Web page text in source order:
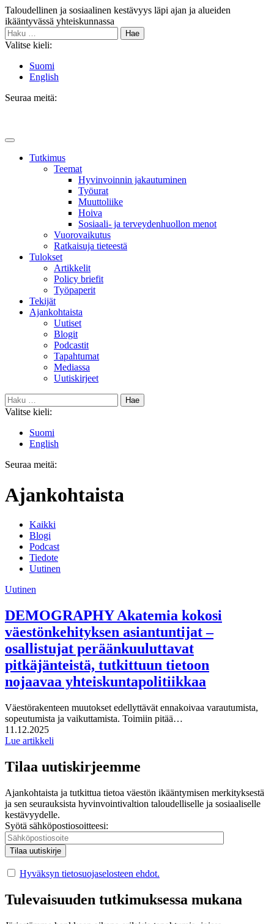
Siirry
sisältöön
Taloudellinen ja sosiaalinen kestävyys läpi ajan ja alueiden
ikääntyvässä yhteiskunnassa
Haku:
Valitse kieli:
Suomi
English
Seuraa meitä:
Main
Tutkimus
Teemat
Hyvinvoin­nin jakautuminen
Työurat
Muutto­liike
Hoiva
Sosiaali- ja terveyden­huollon menot
Vuorovaikutus
Ratkaisuja tieteestä
Tulokset
Artikkelit
Policy briefit
Työpaperit
Tekijät
Ajankohtaista
Uutiset
Blogit
Podcastit
Tapahtumat
Mediassa
Uutiskirjeet
Haku:
Valitse kieli:
Suomi
English
Seuraa meitä:
Ajankohtaista
Kaikki
Blogi
Podcast
Tiedote
Uutinen
Uutinen
DEMOGRAPHY Akatemia kokosi
väestönkehityksen asiantuntijat –
osallistujat peräänkuuluttavat
pitkäjänteistä, tutkittuun tietoon
nojaavaa yhteiskuntapolitiikkaa
Väestörakenteen muutokset edellyttävät ennakoivaa varautumista,
sopeutumista ja vaikuttamista. Toimiin pitää…
Julkaistu:
11.12.2025
Lue artikkeli
Tilaa uutiskirjeemme
Ajankohtaista ja tutkittua tietoa väestön ikääntymisen merkityksestä
ja sen seurauksista hyvinvointivaltion taloudelliselle ja sosiaaliselle
kestävyydelle.
Syötä sähköpostiosoitteesi:
Hyväksyn tietosuojaselosteen ehdot.
Tulevaisuuden tutkimuksessa mukana